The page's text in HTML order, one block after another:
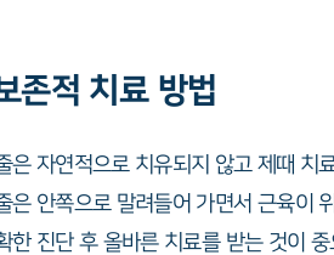
존적 치료 방법
은 자연적으로 치유되지 않고 제때 치
은 안쪽으로 말려들어 가면서 근육이
한 진단 후 올바른 치료를 받는 것이 중